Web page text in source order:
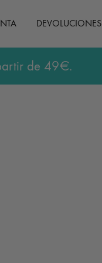
DEVOLUCIONES
de 49€.